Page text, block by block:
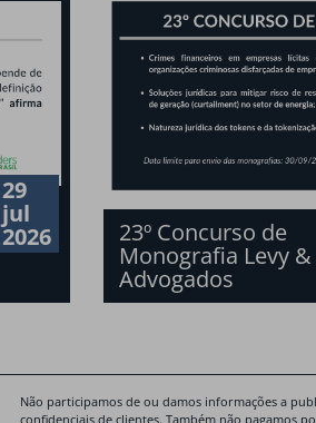
29
jul
2026 23º Concurso de
Monografia Levy
Advogados
Não participamos de ou damos informações a
confidenciais de clientes. Também não pagamos